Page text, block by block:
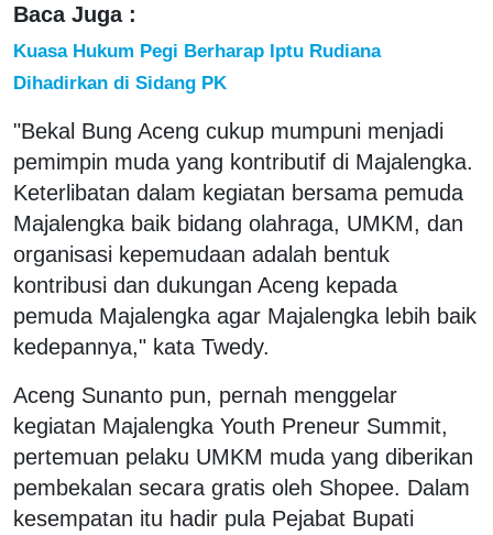
Baca Juga :
Kuasa Hukum Pegi Berharap Iptu Rudiana
Dihadirkan di Sidang PK
"Bekal Bung Aceng cukup mumpuni menjadi
pemimpin muda yang kontributif di Majalengka.
Keterlibatan dalam kegiatan bersama pemuda
Majalengka baik bidang olahraga, UMKM, dan
organisasi kepemudaan adalah bentuk
kontribusi dan dukungan Aceng kepada
pemuda Majalengka agar Majalengka lebih baik
kedepannya," kata Twedy.
Aceng Sunanto pun, pernah menggelar
kegiatan Majalengka Youth Preneur Summit,
pertemuan pelaku UMKM muda yang diberikan
pembekalan secara gratis oleh Shopee. Dalam
kesempatan itu hadir pula Pejabat Bupati